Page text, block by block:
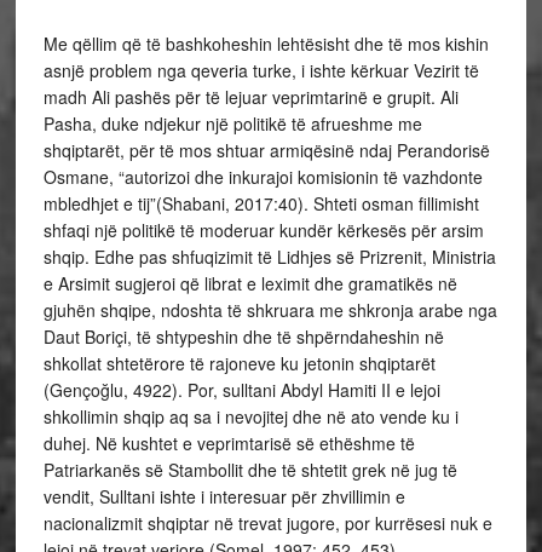
Me qëllim që të bashkoheshin lehtësisht dhe të mos kishin
asnjë problem nga qeveria turke, i ishte kërkuar Vezirit të
madh Ali pashës për të lejuar veprimtarinë e grupit. Ali
Pasha, duke ndjekur një politikë të afrueshme me
shqiptarët, për të mos shtuar armiqësinë ndaj Perandorisë
Osmane, “autorizoi dhe inkurajoi komisionin të vazhdonte
mbledhjet e tij”(Shabani, 2017:40). Shteti osman fillimisht
shfaqi një politikë të moderuar kundër kërkesës për arsim
shqip. Edhe pas shfuqizimit të Lidhjes së Prizrenit, Ministria
e Arsimit sugjeroi që librat e leximit dhe gramatikës në
gjuhën shqipe, ndoshta të shkruara me shkronja arabe nga
Daut Boriçi, të shtypeshin dhe të shpërndaheshin në
shkollat shtetërore të rajoneve ku jetonin shqiptarët
(Gençoğlu, 4922). Por, sulltani Abdyl Hamiti II e lejoi
shkollimin shqip aq sa i nevojitej dhe në ato vende ku i
duhej. Në kushtet e veprimtarisë së ethëshme të
Patriarkanës së Stambollit dhe të shtetit grek në jug të
vendit, Sulltani ishte i interesuar për zhvillimin e
nacionalizmit shqiptar në trevat jugore, por kurrësesi nuk e